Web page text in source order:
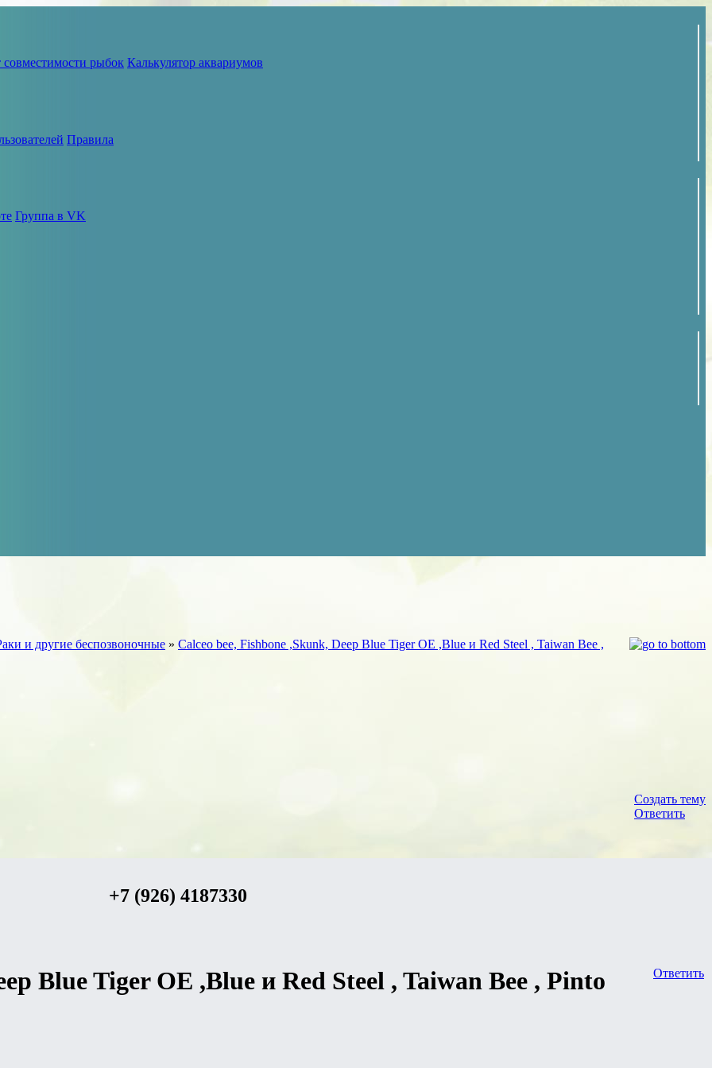
совместимости рыбок Калькулятор аквариумов
Правила
Группа в VK
и другие беспозвоночные » Calceo bee, Fishbone ,Skunk, Deep Blue Tiger OE ,Blue и Red Steel , Taiwan Bee ,
Создать тему
Ответить
+7 (926) 4187330
Ответить
Blue Tiger OE ,Blue и Red Steel , Taiwan Bee , Pinto